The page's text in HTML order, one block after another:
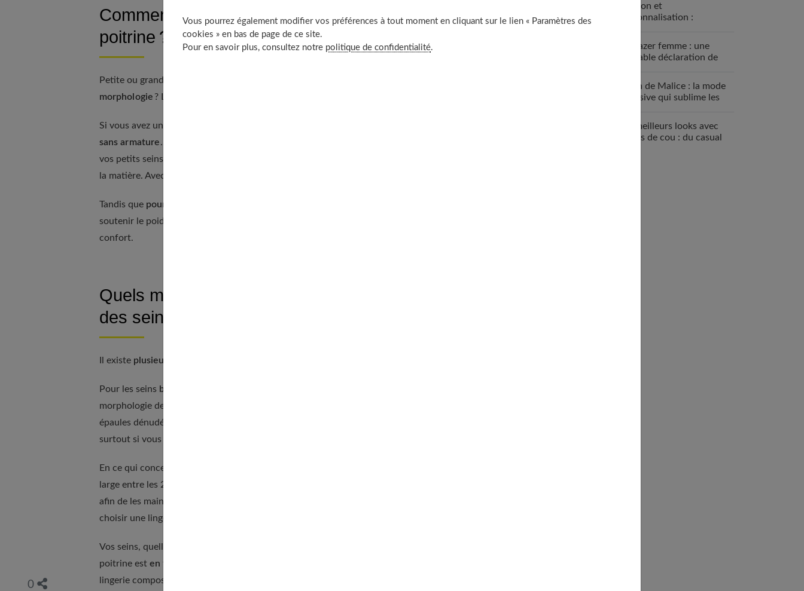
0
Comment choisir le soutien gorge selon la taille de votre
poitrine ?
Petite ou grande poitrine ? Quel est le modèle de
morphologie ? La règle de base pour choisir votre lingerie est, avant tout, le confort.
Si vous avez une
sans armature. Cela vous permet de rester libre de vos mouvements, tout en préservant la rondeur de
vos petits seins. Sous une blouse en soie, portez une lingerie en dentelle afin d’accentuer la légèreté de
la matière. Avec un t-shirt, optez plutôt pour le soutien-gorge en soie ou en satin !
Tandis que pour les poitrines généreuses
soutenir le poids de vos seins. Mais aussi, en optant pour des bonnets préformés, vous obtenez plus de
confort.
Quels modèles de soutien gorge choisir selon la forme
des seins ?
Il existe plusieurs formes de seins
Pour les seins bien rebondis et ronds
morphologie de votre poitrine et dessinent naturellement votre décolleté. Si vous portez un top à
épaules dénudées, le soutien gorge bandeau est alors idéal afin de maintenir la rondeur de vos seins,
surtout si vous avez une petite poitrine.
En ce qui concerne les poitrines
large entre les 2 seins. Vous pouvez alors opter pour soutien gorge push-up qui rassemble les 2 seins
afin de les maintenir l’un contre l’autre. Si votre poitrine est de petite taille, offrez-vous la liberté de
choisir une lingerie rembourrée sur les côtés !
Vos seins, quelle que soit leur taille, ont les mamelons qui pointent vers le bas ? Dans ce cas, votre
poitrine esten forme de poire
lingerie composée de 2 balconnets qui soutiennent confortablement votre poitrine. Votre silhouette est
Fashion et
personnalisation :
Le blazer femme : une
véritable déclaration de
Grain de Malice : la mode
inclusive qui sublime les
Les meilleurs looks avec
un ras de cou : du casual
Vous pourrez également modifier vos préférences à tout moment en cliquant sur le lien « Paramètres des
cookies » en bas de page de ce site.
Pour en savoir plus, consultez notre politique de confidentialité.